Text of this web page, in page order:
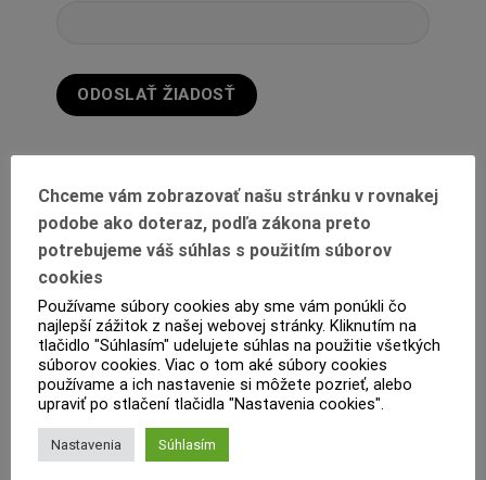
POPIS
ĎALŠIE INFORMÁCIE
PRODUKTOVÝ LIST
Chceme vám zobrazovať našu stránku v rovnakej
podobe ako doteraz, podľa zákona preto
potrebujeme váš súhlas s použitím súborov
cookies
Používame súbory cookies aby sme vám ponúkli čo
najlepší zážitok z našej webovej stránky. Kliknutím na
tlačidlo "Súhlasím" udelujete súhlas na použitie všetkých
súborov cookies. Viac o tom aké súbory cookies
používame a ich nastavenie si môžete pozrieť, alebo
upraviť po stlačení tlačidla "Nastavenia cookies".
Nastavenia Súhlasím